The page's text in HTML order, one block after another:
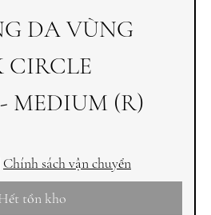
DA VÙNG
MEDIUM (R)
Chính sách vận chuyển
tồn kho